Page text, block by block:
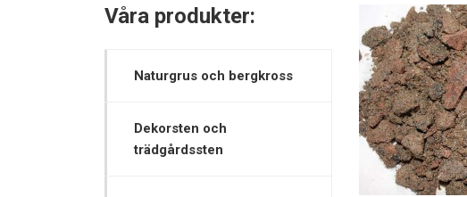
Våra produkter:
Naturgrus och bergkross
Dekorsten och
trädgårdssten